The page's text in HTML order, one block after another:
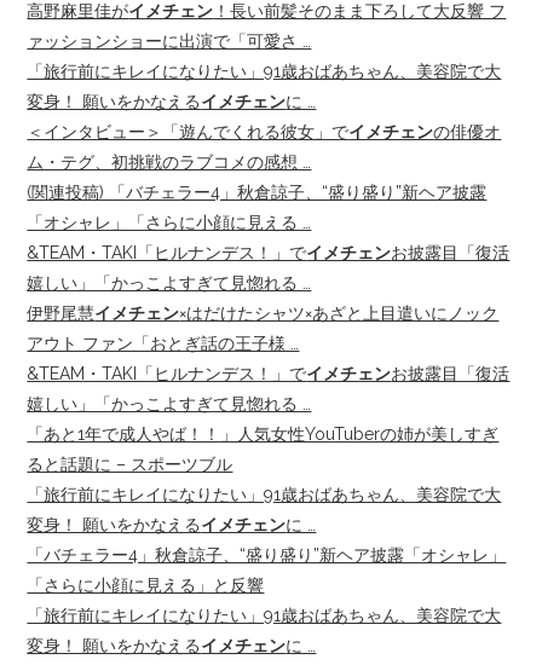
高野麻里佳がイメチェン ！長い前髪そのまま下ろして大反響 フ
ァッションショーに出演で「可愛さ …
「旅行前にキレイになりたい」91歳おばあちゃん、美容院で大
変身！ 願いをかなえるイメチェンに …
＜インタビュー＞「遊んでくれる彼女」でイメチェンの俳優オ
ム・テグ、初挑戦のラブコメの感想 …
(関連投稿) 「バチェラー4」秋倉諒子、“盛り盛り”新ヘア披露
「オシャレ」「さらに小顔に見える …
&TEAM・TAKI「ヒルナンデス！」でイメチェンお披露目「復活
嬉しい」「かっこよすぎて見惚れる …
伊野尾慧イメチェン×はだけたシャツ×あざと上目遣いにノック
アウト ファン「おとぎ話の王子様 …
&TEAM・TAKI「ヒルナンデス！」でイメチェンお披露目「復活
嬉しい」「かっこよすぎて見惚れる …
「あと1年で成人やば！！」人気女性YouTuberの姉が美しすぎ
ると話題に – スポーツブル
「旅行前にキレイになりたい」91歳おばあちゃん、美容院で大
変身！ 願いをかなえるイメチェンに …
「バチェラー4」秋倉諒子、“盛り盛り”新ヘア披露「オシャレ」
「さらに小顔に見える」と反響
「旅行前にキレイになりたい」91歳おばあちゃん、美容院で大
変身！ 願いをかなえるイメチェンに …